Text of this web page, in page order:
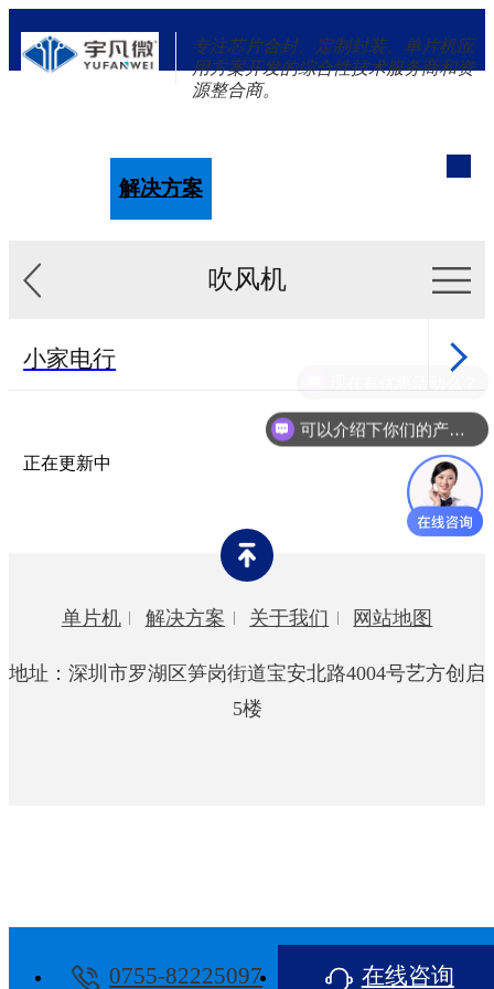
专注芯片合封、定制封装、单片机应
用方案开发的综合性技术服务商和资
源整合商。
解决方案
吹风机
小家电行
医美行业
智能家居
宠物用品
正在更新中
单片机 解决方案 关于我们 网站地图
地址：深圳市罗湖区笋岗街道宝安北路4004号艺方创启
5楼
0755-82225097 在线咨询
可以介绍下你们的产品么？